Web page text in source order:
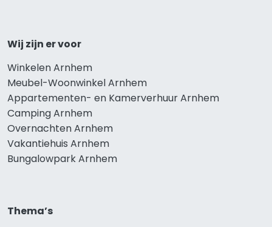
Wij zijn er voor
Winkelen Arnhem
Meubel-Woonwinkel Arnhem
Appartementen- en Kamerverhuur Arnhem
Camping Arnhem
Overnachten Arnhem
Vakantiehuis Arnhem
Bungalowpark Arnhem
Thema’s